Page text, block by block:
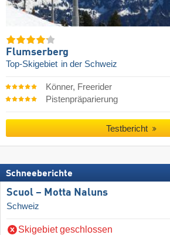
Flumserberg
Top-Skigebiet in der Schweiz
Könner, Freerider
Pistenpräparierung
Testbericht
Schneeberichte
Scuol – Motta Naluns
Schweiz
Skigebiet geschlossen